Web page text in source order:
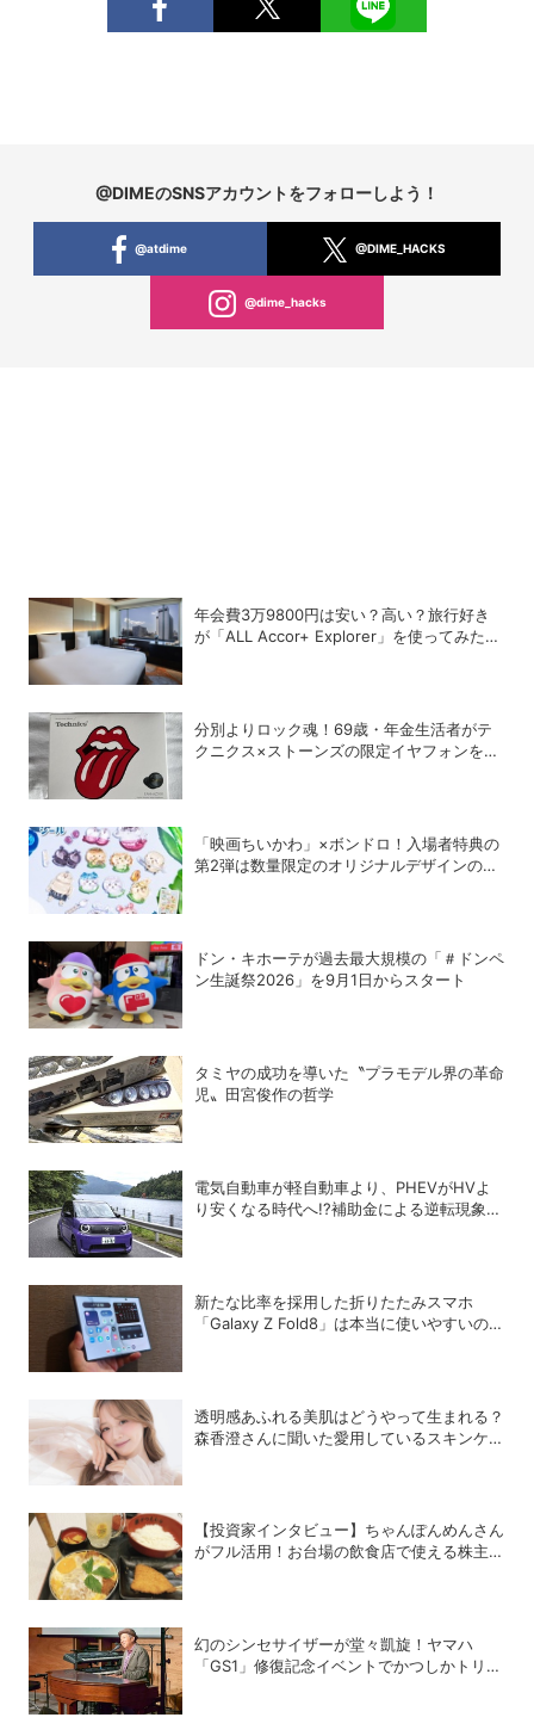
@DIMEのSNSアカウントをフォローしよう！
@atdime @DIME_HACKS
@dime_hacks
年会費3万9800円は安い？高い？旅行好き
が「ALL Accor+ Explorer」を使ってみたら
分別よりロック魂！69歳・年金生活者がテ
クニクス×ストーンズの限定イヤフォンを衝
「映画ちいかわ」×ボンドロ！入場者特典の
第2弾は数量限定のオリジナルデザインのボ
ドン・キホーテが過去最大規模の「＃ドンペ
ン生誕祭2026」を9月1日からスタート
タミヤの成功を導いた〝プラモデル界の革命
児〟田宮俊作の哲学
電気自動車が軽自動車より、PHEVがHVよ
り安くなる時代へ!?補助金による逆転現象に
新たな比率を採用した折りたたみスマホ
「Galaxy Z Fold8」は本当に使いやすいの
透明感あふれる美肌はどうやって生まれる？
森香澄さんに聞いた愛用しているスキンケア
【投資家インタビュー】ちゃんぽんめんさん
がフル活用！お台場の飲食店で使える株主優
幻のシンセサイザーが堂々凱旋！ヤマハ
「GS1」修復記念イベントでかつしかトリオ